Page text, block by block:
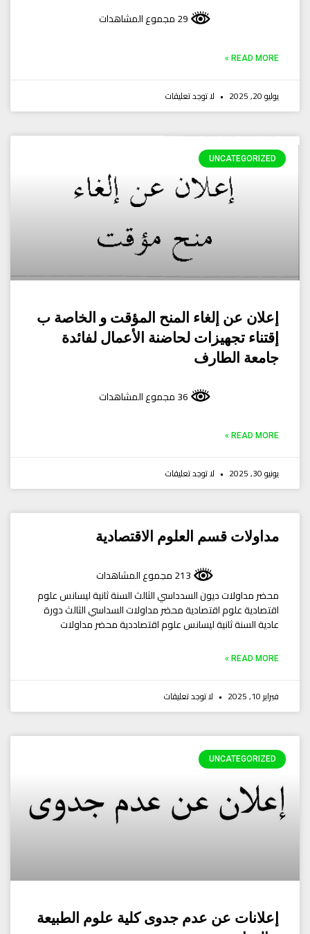
READ MORE »
يوليو 20, 2025 لا توجد تعليقات
UNCATEGORIZED
إعلان عن إلغاء المنح المؤقت و الخاصة ب
إقتناء تجهيزات لحاضنة الأعمال لفائدة
جامعة الطارف
READ MORE »
يونيو 30, 2025 لا توجد تعليقات
مداولات قسم العلوم الاقتصادية
محضر مداولات ديون السدداسي الثالث السنة ثانية ليسانس علوم
اقتصادية علوم اقتصادية محضر مداولات السداسي الثالث دورة
عادية السنة ثانية ليسانس علوم اقتصاددية محضر مداولات
READ MORE »
فبراير 10, 2025 لا توجد تعليقات
UNCATEGORIZED
إعلانات عن عدم جدوى كلية علوم الطبيعة